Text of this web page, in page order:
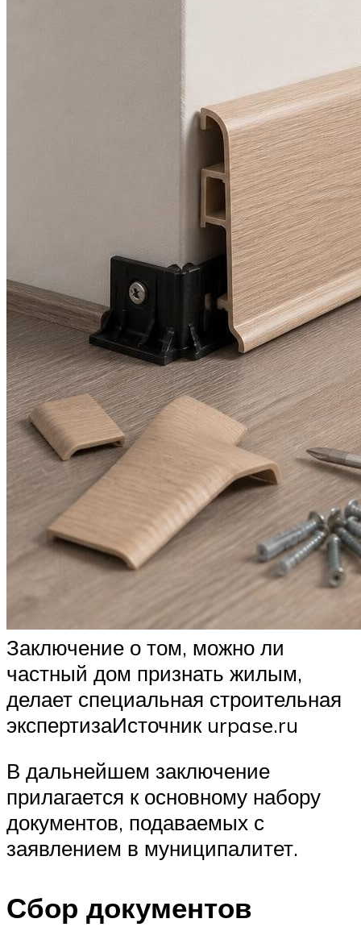
Заключение о том, можно ли
частный дом признать жилым,
делает специальная строительная
экспертизаИсточник urpase.ru
В дальнейшем заключение
прилагается к основному набору
документов, подаваемых с
заявлением в муниципалитет.
Сбор документов